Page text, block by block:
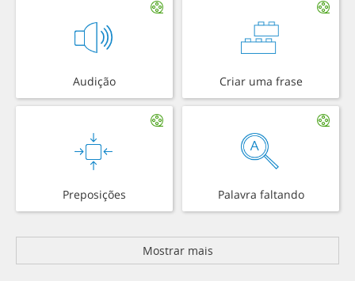
Audição Criar uma frase
Preposições Palavra faltando
Mostrar mais